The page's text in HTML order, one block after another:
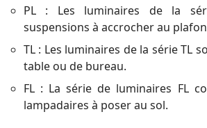
PL : Les luminaires de la
suspensions à accrocher au
TL : Les luminaires de la série TL
table ou de bureau.
FL : La série de luminaires FL
lampadaires à poser au sol.